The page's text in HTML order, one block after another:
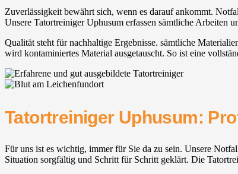
Zuverlässigkeit bewährt sich, wenn es darauf ankommt.
Unsere Tatortreiniger Uphusum erfassen sämtliche Arbeiten
Qualität steht für nachhaltige Ergebnisse. sämtliche
wird kontaminiertes Material ausgetauscht. So ist eine
Tatortreiniger Uphusum:
Für uns ist es wichtig, immer für Sie da zu sein. Unsere
Situation sorgfältig und Schritt für Schritt geklärt. Die